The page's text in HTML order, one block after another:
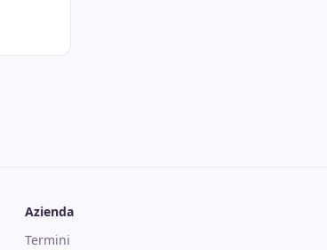
Azienda
Termini